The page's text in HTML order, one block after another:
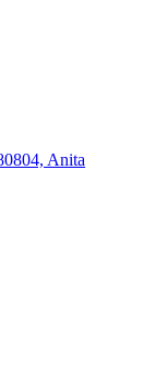
Anita